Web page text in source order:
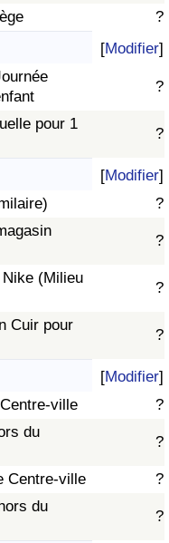
?
[Modifier]
?
pour 1
?
[Modifier]
?
?
(Milieu
?
Cuir pour
?
[Modifier]
ville
?
du
?
Centre-ville
?
du
?